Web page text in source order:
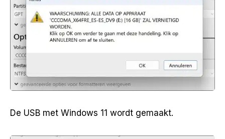
De USB met Windows 11 wordt gemaakt.